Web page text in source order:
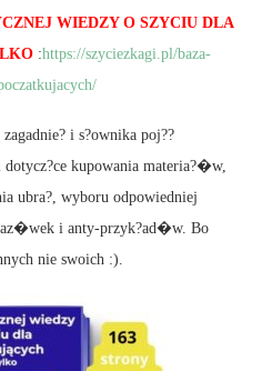
WIEDZY O SZYCIU DLA
:https://szyciezkagi.pl/baza-
i s?ownika poj??
kupowania materia?�w,
ubra?, wyboru odpowiedniej
i anty-przyk?ad�w. Bo
nie swoich :).